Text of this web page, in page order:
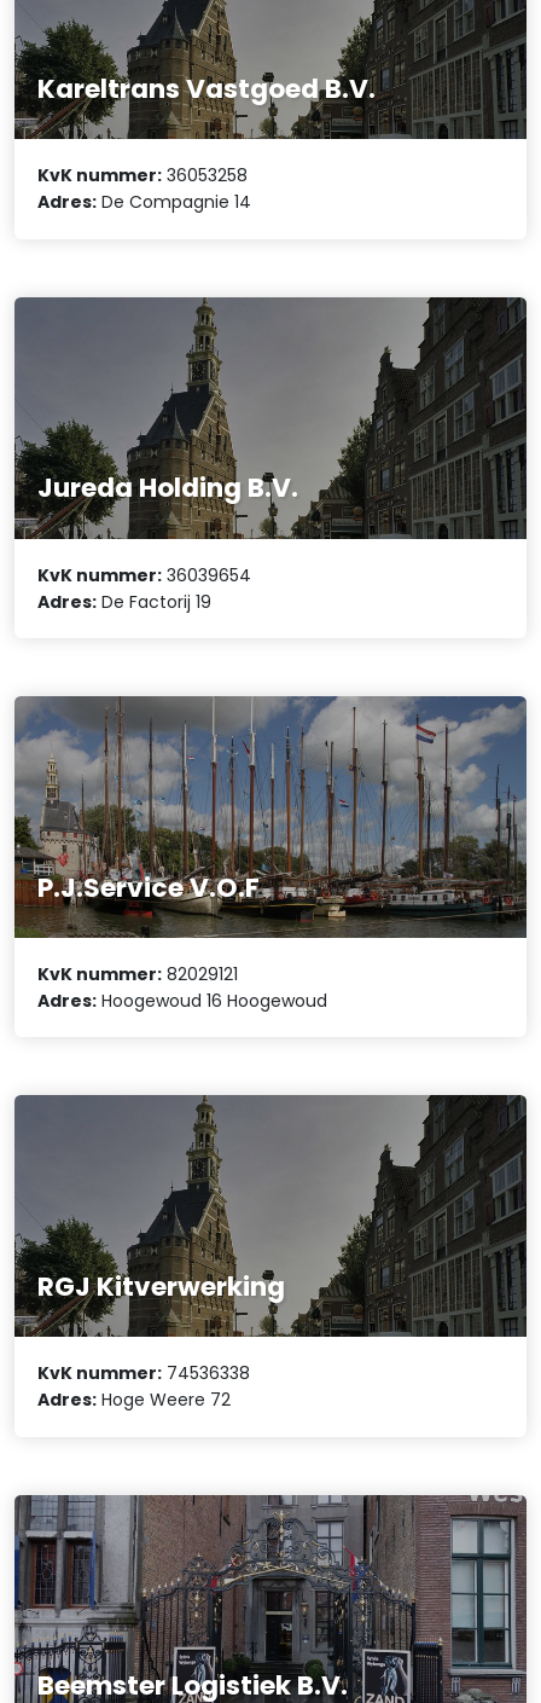
Kareltrans Vastgoed B.V.
KvK nummer: 36053258
Adres: De Compagnie 14
Jureda Holding B.V.
KvK nummer: 36039654
Adres: De Factorij 19
P.J.Service V.O.F
KvK nummer: 82029121
Adres: Hoogewoud 16 Hoogewoud
RGJ Kitverwerking
KvK nummer: 74536338
Adres: Hoge Weere 72
Beemster Logistiek B.V.